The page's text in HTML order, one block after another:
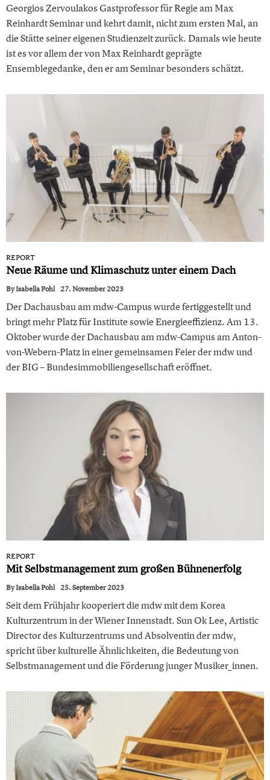
Georgios Zervoulakos Gastprofessor für Regie am Max
Reinhardt Seminar und kehrt damit, nicht zum ersten Mal, an
die Stätte seiner eigenen Studienzeit zurück. Damals wie heute
ist es vor allem der von Max Reinhardt geprägte
Ensemblegedanke, den er am Seminar besonders schätzt.
REPORT
Neue Räume und Klimaschutz unter einem Dach
ByIsabella Pohl 27. November 2023
Der Dachausbau am mdw-Campus wurde fertiggestellt und
bringt mehr Platz für Institute sowie Energieeffizienz . Am 13.
Oktober wurde der Dachausbau am mdw-Campus am Anton-
von-Webern-Platz in einer gemeinsamen Feier der mdw und
der BIG – Bundesimmobiliengesellschaft eröffnet.
REPORT
Mit Selbstmanagement zum großen Bühnenerfolg
ByIsabella Pohl 25. September 2023
Seit dem Frühjahr kooperiert die mdw mit dem Korea
Kulturzentrum in der Wiener Innenstadt. Sun Ok Lee, Artistic
Director des Kulturzentrums und Absolventin der mdw,
spricht über kulturelle Ähnlichkeiten, die Bedeutung von
Selbstmanagement und die Förderung junger Musiker_innen.